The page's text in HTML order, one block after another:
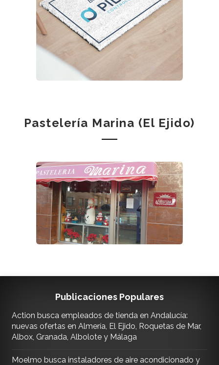
Pastelería Marina (El Ejido)
Publicaciones Populares
Action busca empleados de tienda en Andalucía:
nuevas ofertas en Almería, El Ejido, Roquetas de Mar,
Albox, Granada, Albolote y Málaga
Moelmo busca instaladores de aire acondicionado y